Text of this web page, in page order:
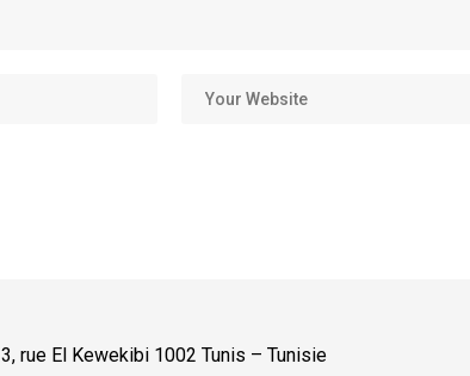
3, rue El Kewekibi 1002 Tunis – Tunisie